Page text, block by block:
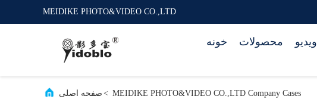
MEIDIKE PHOTO&VIDEO CO.,LTD
خونه محصولات ویدیو
صفحه اصلی > MEIDIKE PHOTO&VIDEO CO.,LTD Company Cases